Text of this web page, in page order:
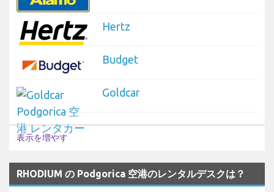
Hertz
Budget
Goldcar
表示を増やす
RHODIUM の Podgorica 空港のレンタルデスクは？